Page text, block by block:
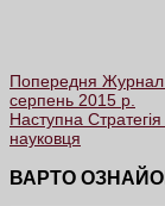
Попередня Журнал
серпень 2015 р.
Наступна
науковця
ВАРТО